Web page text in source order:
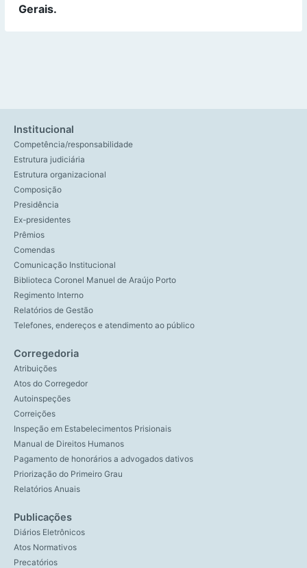
Gerais.
Institucional
Competência/responsabilidade
Estrutura judiciária
Estrutura organizacional
Composição
Presidência
Ex-presidentes
Prêmios
Comendas
Comunicação Institucional
Biblioteca Coronel Manuel de Araújo Porto
Regimento Interno
Relatórios de Gestão
Telefones, endereços e atendimento ao público
Corregedoria
Atribuições
Atos do Corregedor
Autoinspeções
Correições
Inspeção em Estabelecimentos Prisionais
Manual de Direitos Humanos
Pagamento de honorários a advogados dativos
Priorização do Primeiro Grau
Relatórios Anuais
Publicações
Diários Eletrônicos
Atos Normativos
Precatórios